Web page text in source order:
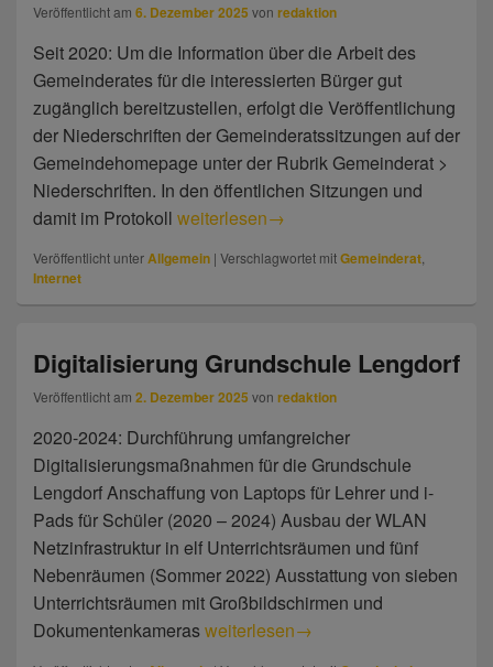
Veröffentlicht am 6. Dezember 2025 von redaktion
Seit 2020: Um die Information über die Arbeit des
Gemeinderates für die interessierten Bürger gut
zugänglich bereitzustellen, erfolgt die Veröffentlichung
der Niederschriften der Gemeinderatssitzungen auf der
Gemeindehomepage unter der Rubrik Gemeinderat >
Niederschriften. In den öffentlichen Sitzungen und
damit im Protokoll Transparenz – Gemeinderatssitzungen
weiterlesen→
Veröffentlicht unterAllgemein | Verschlagwortet mitGemeinderat
Internet
Digitalisierung Grundschule Lengdorf
Veröffentlicht am 2. Dezember 2025 von redaktion
2020-2024: Durchführung umfangreicher
Digitalisierungsmaßnahmen für die Grundschule
Lengdorf Anschaffung von Laptops für Lehrer und i-
Pads für Schüler (2020 – 2024) Ausbau der WLAN
Netzinfrastruktur in elf Unterrichtsräumen und fünf
Nebenräumen (Sommer 2022) Ausstattung von sieben
Unterrichtsräumen mit Großbildschirmen und
DokumentenkamerasDigitalisierung Grundschule
weiterlesen→